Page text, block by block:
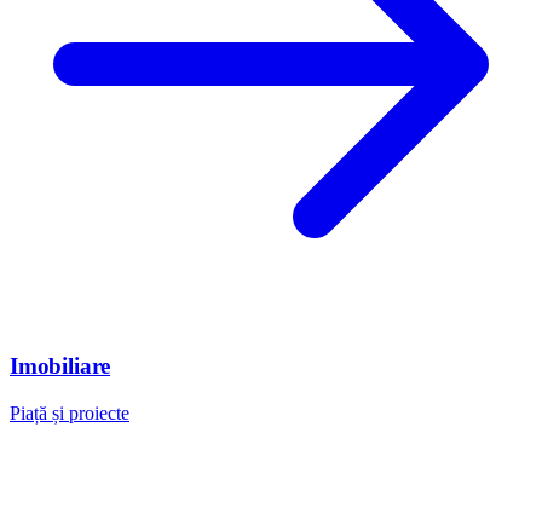
Imobiliare
Piață și proiecte